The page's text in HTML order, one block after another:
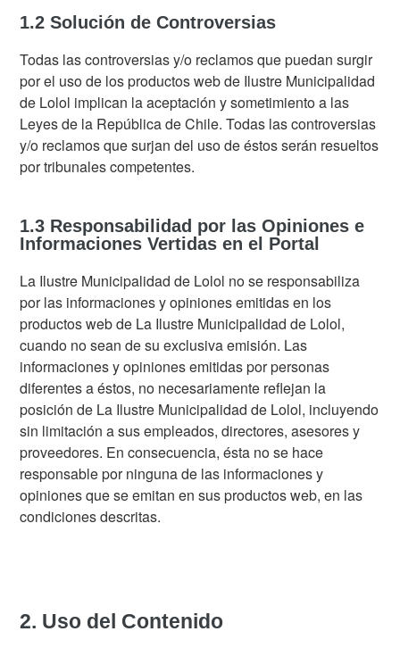
1.2 Solución de Controversias
Todas las controversias y/o reclamos que puedan surgir
por el uso de los productos web de Ilustre Municipalidad
de Lolol implican la aceptación y sometimiento a las
Leyes de la República de Chile. Todas las controversias
y/o reclamos que surjan del uso de éstos serán resueltos
por tribunales competentes.
1.3 Responsabilidad por las Opiniones e
Informaciones Vertidas en el Portal
La Ilustre Municipalidad de Lolol no se responsabiliza
por las informaciones y opiniones emitidas en los
productos web de La Ilustre Municipalidad de Lolol,
cuando no sean de su exclusiva emisión. Las
informaciones y opiniones emitidas por personas
diferentes a éstos, no necesariamente reflejan la
posición de La Ilustre Municipalidad de Lolol, incluyendo
sin limitación a sus empleados, directores, asesores y
proveedores. En consecuencia, ésta no se hace
responsable por ninguna de las informaciones y
opiniones que se emitan en sus productos web, en las
condiciones descritas.
2. Uso del Contenido